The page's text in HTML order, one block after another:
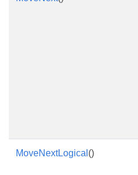
MoveNextLogical ()